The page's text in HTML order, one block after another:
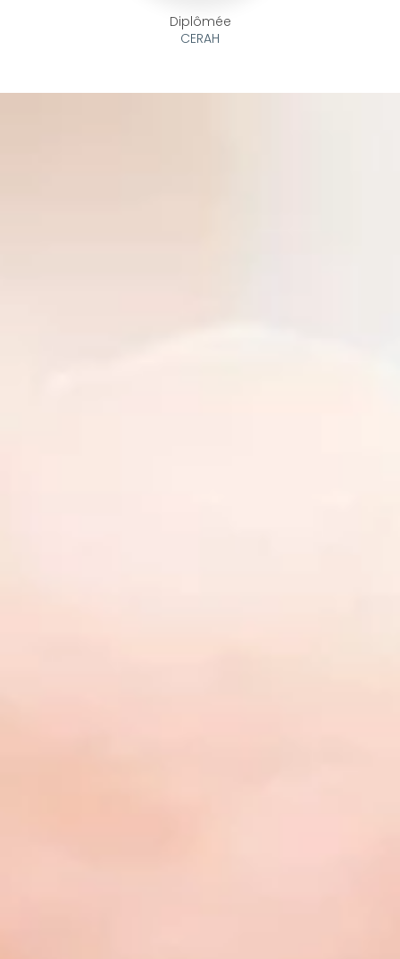
Diplômée
CERAH